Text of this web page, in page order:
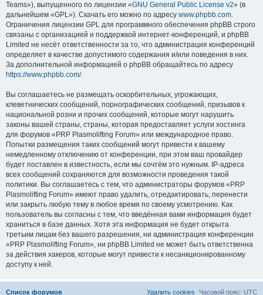
Teams»), выпущенного по лицензии «GNU General Public License v2» (в
дальнейшем «GPL»). Скачать его можно по адресу www.phpbb.com.
Ограничения лицензии GPL для программного обеспечения phpBB строго
связаны с организацией и поддержкой интернет-конференций, и phpBB
Limited не несёт ответственности за то, что администрация конференций
определяет в качестве допустимого содержания и/или поведения в них.
За дополнительной информацией о phpBB обращайтесь по адресу
https://www.phpbb.com/.
Вы соглашаетесь не размещать оскорбительных, угрожающих,
клеветнических сообщений, порнографических сообщений, призывов к
национальной розни и прочих сообщений, которые могут нарушить
законы вашей страны, страны, которая предоставляет услуги хостинга
для форумов «PRP Plasmolifting Forum» или международное право.
Попытки размещения таких сообщений могут привести к вашему
немедленному отключению от конференции, при этом ваш провайдер
будет поставлен в известность, если мы сочтём это нужным. IP-адреса
всех сообщений сохраняются для возможности проведения такой
политики. Вы соглашаетесь с тем, что администраторы форумов «PRP
Plasmolifting Forum» имеют право удалить, отредактировать, перенести
или закрыть любую тему в любое время по своему усмотрению. Как
пользователь вы согласны с тем, что введённая вами информация будет
храниться в базе данных. Хотя эта информация не будет открыта
третьим лицам без вашего разрешения, ни администрация конференции
«PRP Plasmolifting Forum», ни phpBB Limited не может быть ответственна
за действия хакеров, которые могут привести к несанкционированному
доступу к ней.
Список форумов Часовой пояс: UTC
Удалить cookies